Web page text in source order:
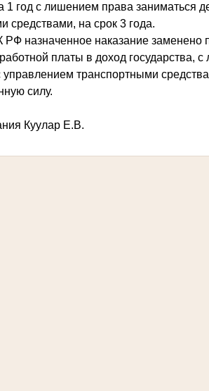
год с лишением права заниматься
средствами, на срок 3 года.
РФ назначенное наказание заменено
платы в доход государства,
управлением транспортными
силу.
Куулар Е.В.